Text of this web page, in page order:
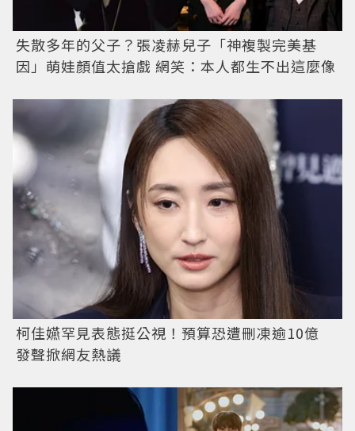
失散多年的父子？張凌赫兒子「神複製完美基
因」萌娃顏值太搶戲 網笑：本人都生不出這麼像
柯佳嬿罕見表態挺公視！預算恐遭刪凍逾10億
發聲掀網友熱議